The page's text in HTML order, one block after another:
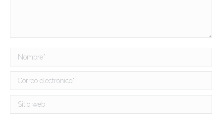
Nombre *
Correo electrónico *
Sitio web